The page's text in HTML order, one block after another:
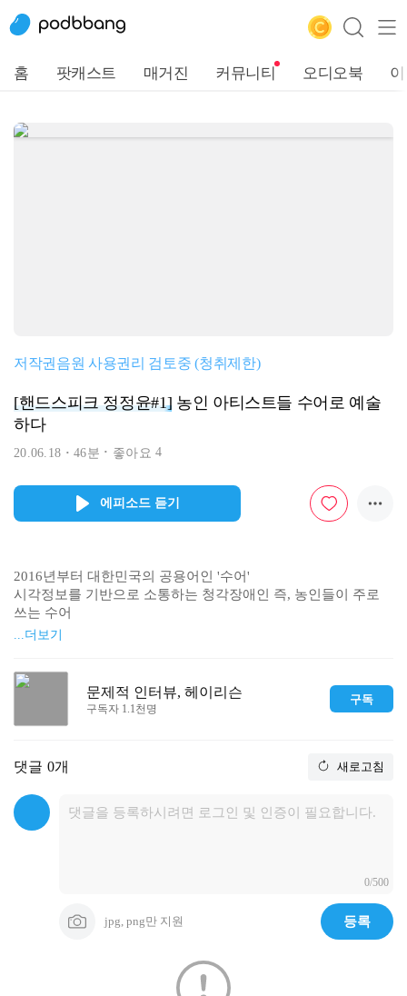
홈 팟캐스트 매거진 커뮤니티 오디오북
저작권음원 사용권리 검토중 (청취제한)
[핸드스피크 정정윤#1] 농인 아티스트들 수어로 예술
하다
20.06.18 46분 좋아요4
에피소드 듣기
2016년부터 대한민국의 공용어인 '수어'
시각정보를 기반으로 소통하는 청각장애인 즉, 농인들이 주로
쓰는 수어
손과 몸의 동작과 다양한 표정을 활용해 소통하는 수어를 예술
한 국내 농 문화를 개척하며,
농인들의 문화와 예술을 알리고 있는 핸드스피크 정정윤 대표와
의 문제적 인터뷰
...더보기
문제적 인터뷰, 헤이리슨
구독자 1.1천명
구독
댓글 0개 새로고침
0/500
jpg, png만 지원 등록